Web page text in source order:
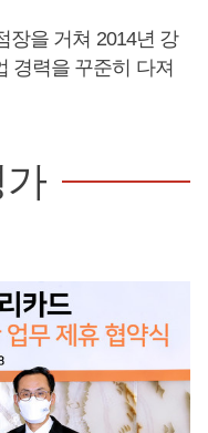
장을 거쳐 2014년 강
경력을 꾸준히 다져